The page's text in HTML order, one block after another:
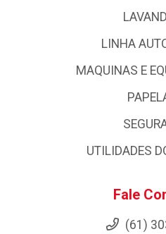
LINHA
MAQUINAS E
UTILIDADES
Fale
(61)